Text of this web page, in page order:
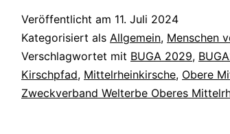
Mittelrhein-
Kirsche
Veröffentlicht am 11. Juli 2024
Kategorisiert als Allgemein, Menschen
Verschlagwortet mit BUGA 2029,
Kirschpfad, Mittelrheinkirsche, Obere
Zweckverband Welterbe Oberes